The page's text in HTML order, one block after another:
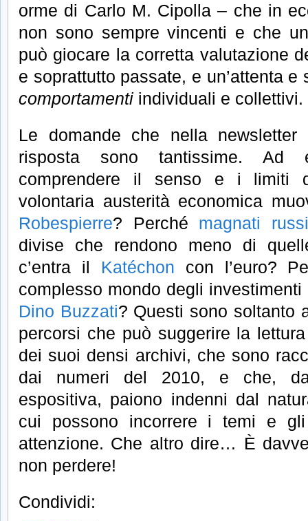
orme di Carlo M. Cipolla – che in
non sono sempre vincenti e che
può giocare la corretta valutazione
e soprattutto passate, e un’attenta
comportamenti individuali e collettivi.
Le domande che nella newsletter
risposta sono tantissime. Ad
comprendere il senso e i limiti
volontaria austerità economica
Robespierre? Perché magnati
divise che rendono meno di
c’entra il Katéchon con l’euro?
complesso mondo degli
Dino Buzzati? Questi sono soltanto
percorsi che può suggerire la
dei suoi densi archivi, che sono
dai numeri del 2010, e che,
espositiva, paiono indenni dal
cui possono incorrere i temi e
attenzione. Che altro dire… È
non perdere!
Condividi: